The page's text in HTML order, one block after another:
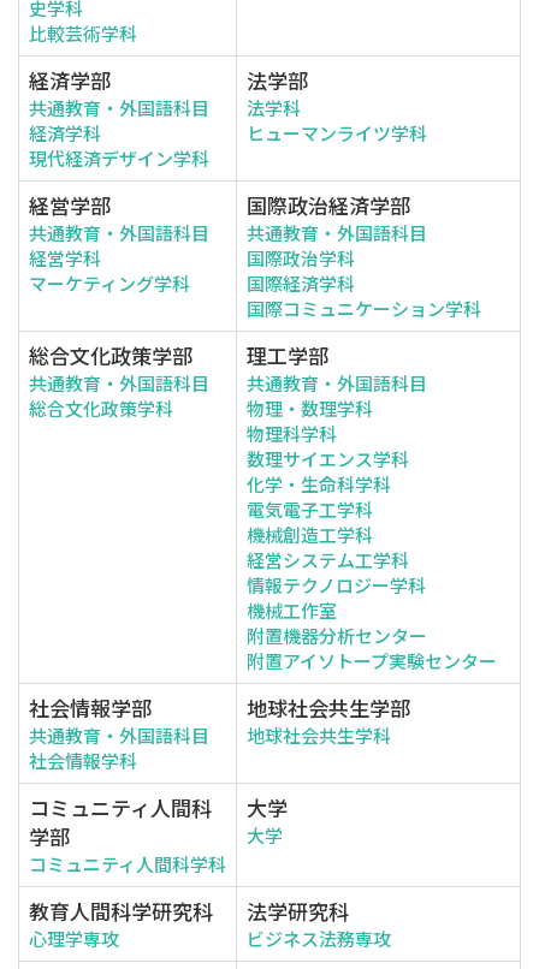
史学科
比較芸術学科
経済学部
共通教育・外国語科目
経済学科
現代経済デザイン学科
法学部
法学科
ヒューマンライツ学科
経営学部
共通教育・外国語科目
経営学科
マーケティング学科
国際政治経済学部
共通教育・外国語科目
国際政治学科
国際経済学科
国際コミュニケーション学科
総合文化政策学部
共通教育・外国語科目
総合文化政策学科
理工学部
共通教育・外国語科目
物理・数理学科
物理科学科
数理サイエンス学科
化学・生命科学科
電気電子工学科
機械創造工学科
経営システム工学科
情報テクノロジー学科
機械工作室
附置機器分析センター
附置アイソトープ実験センター
社会情報学部
共通教育・外国語科目
社会情報学科
地球社会共生学部
地球社会共生学科
コミュニティ人間科
学部
コミュニティ人間科学科
大学
大学
教育人間科学研究科
心理学専攻
法学研究科
ビジネス法務専攻